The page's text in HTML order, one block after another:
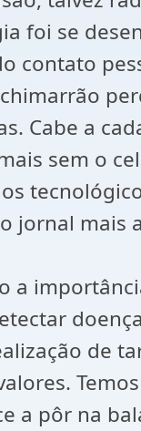
foi se
contato
Cabe a
sem o
jornal mais
a
de
a pôr na